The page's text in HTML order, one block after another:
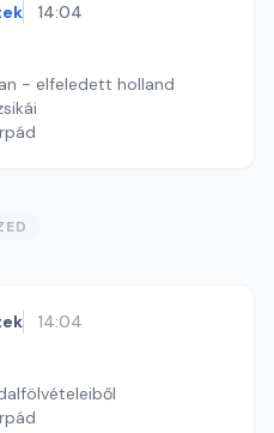
14:04
- elfeledett holland
14:04